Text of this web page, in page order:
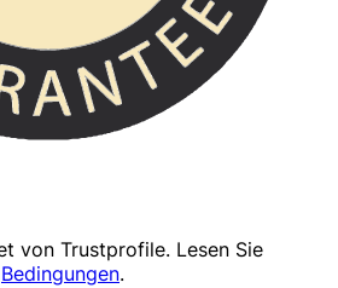
von Trustprofile. Lesen Sie
Bedingungen.